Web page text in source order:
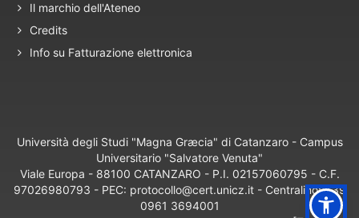
Il marchio dell'Ateneo
Credits
Info su Fatturazione elettronica
Università degli Studi "Magna Græcia" di Catanzaro - Campus
Universitario "Salvatore Venuta"
Viale Europa - 88100 CATANZARO - P.I. 02157060795 - C.F.
97026980793 - PEC: protocollo@cert.unicz.it - Centralino: +39
0961 3694001